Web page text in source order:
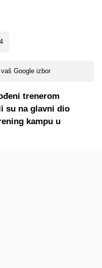
Google izbor
trenerom
su na glavni dio
kampu u